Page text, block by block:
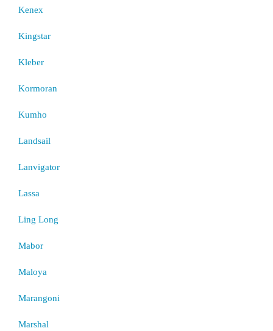
Kenex
Kingstar
Kleber
Kormoran
Kumho
Landsail
Lanvigator
Lassa
Ling Long
Mabor
Maloya
Marangoni
Marshal